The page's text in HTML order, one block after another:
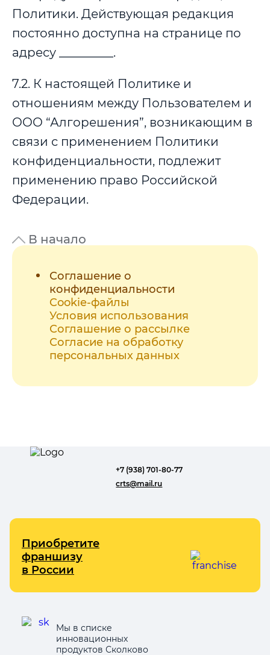
Политики. Действующая редакция
постоянно доступна на странице по
адресу _________.
7.2. К настоящей Политике и
отношениям между Пользователем и
ООО “Алгорешения”, возникающим в
связи с применением Политики
конфиденциальности, подлежит
применению право Российской
Федерации.
В начало
Соглашение о
конфиденциальности
Cookie-файлы
Условия использования
Соглашение о рассылке
Согласие на обработку
персональных данных
+7 (938) 701-80-77
crts@mail.ru
Приобретите
франшизу
в России
Мы в списке
инновационных
продуктов Сколково